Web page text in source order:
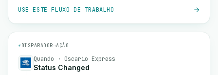
USE ESTE FLUXO DE TRABALHO
⚡ DISPARADOR→AÇÃO
Quando · Oscario Express
Status Changed